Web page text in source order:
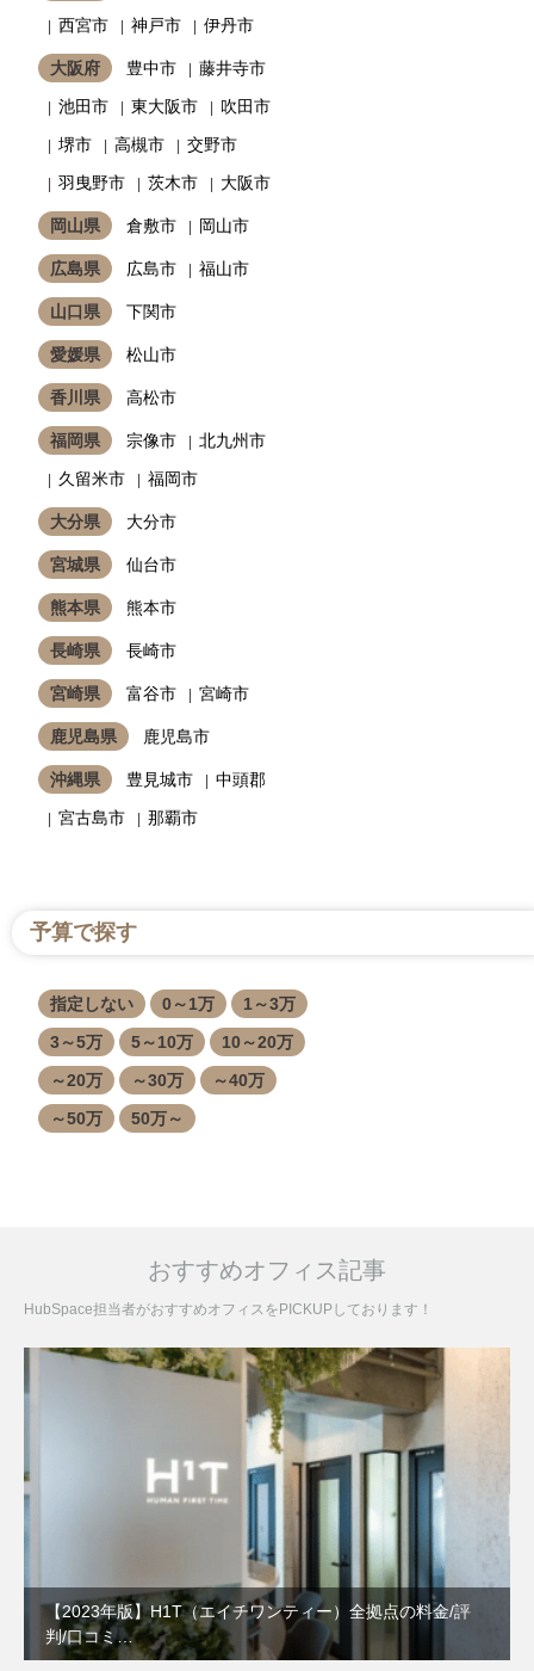
西宮市
神戸市 伊丹市
大阪府 豊中市
藤井寺市
池田市
東大阪市
吹田市
堺市
高槻市
交野市
羽曳野市
茨木市 大阪市
岡山県 倉敷市 岡山市
広島県 広島市 福山市
山口県 下関市
愛媛県 松山市
香川県 高松市
福岡県 宗像市
北九州市
久留米市
福岡市
大分県 大分市
宮城県 仙台市
熊本県 熊本市
長崎県 長崎市
宮崎県 富谷市 宮崎市
鹿児島県 鹿児島市
沖縄県 豊見城市
中頭郡
宮古島市
那覇市
予算で探す
指定しない 0～1万
1～3万
3～5万
5～10万
10～20万
～20万
～30万
～40万
～50万
50万～
おすすめオフィス記事
HubSpace担当者がおすすめオフィスをPICKUPしております！
【2023年版】H1T（エイチワンティー）全拠点の料金/評
判/口コミ…